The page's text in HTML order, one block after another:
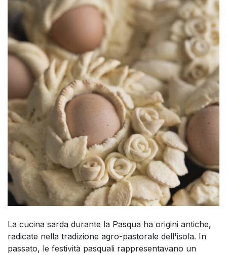
La cucina sarda durante la Pasqua ha origini antiche,
radicate nella tradizione agro-pastorale dell'isola. In
passato, le festività pasquali rappresentavano un